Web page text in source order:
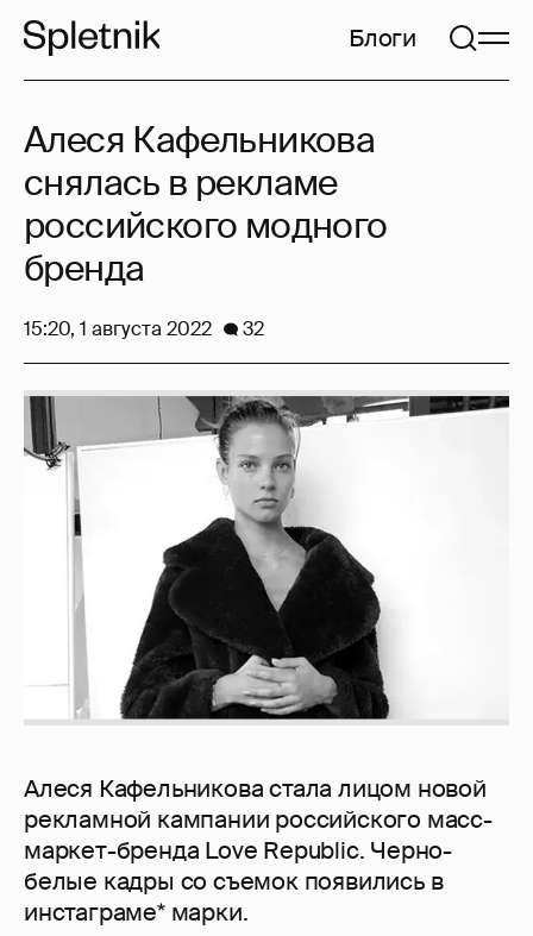
Блоги
Алеся Кафельникова стала лицом новой
рекламной кампании российского масс-
маркет-бренда Love Republic. Черно-
белые кадры со съемок появились в
инстаграме* марки.
Алеся Кафельникова
снялась в рекламе
российского модного
бренда
15:20, 1 августа 2022 32